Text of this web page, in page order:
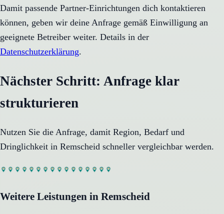
Damit passende Partner-Einrichtungen dich kontaktieren
können, geben wir deine Anfrage gemäß Einwilligung an
geeignete Betreiber weiter. Details in der
Datenschutzerklärung.
Nächster Schritt: Anfrage klar
strukturieren
Nutzen Sie die Anfrage, damit Region, Bedarf und
Dringlichkeit in Remscheid schneller vergleichbar werden.
Weitere Leistungen in Remscheid